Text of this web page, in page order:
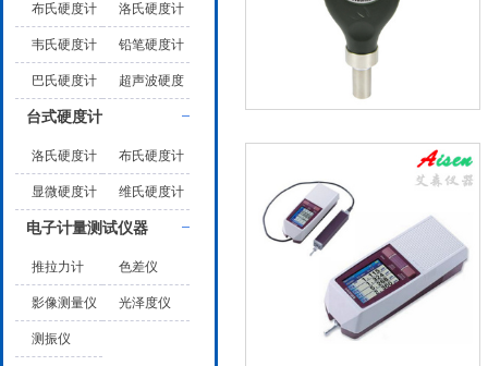
布氏硬度计 洛氏硬度计
韦氏硬度计 铅笔硬度计
巴氏硬度计 超声波硬度
台式硬度计
洛氏硬度计 布氏硬度计
显微硬度计 维氏硬度计
电子计量测试仪器
推拉力计 色差仪
影像测量仪 光泽度仪
测振仪